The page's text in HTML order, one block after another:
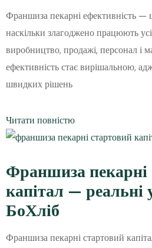
Франшиза пекарні ефективність —
наскільки злагоджено працюють
виробництво, продажі, персонал і
ефективність стає вирішальною,
швидких рішень
Читати повністю
Франшиза пекарні
капітал — реальні
БоХліб
Франшиза пекарні стартовий